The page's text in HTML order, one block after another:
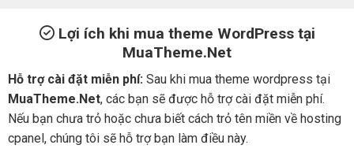
Lợi ích khi mua theme WordPress tại
MuaTheme.Net
Hỗ trợ cài đặt miễn phí: Sau khi mua theme wordpress tại
MuaTheme.Net, các bạn sẽ được hỗ trợ cài đặt miễn phí.
Nếu bạn chưa trỏ hoặc chưa biết cách trỏ tên miền về hosting
cpanel, chúng tôi sẽ hỗ trợ bạn làm điều này.